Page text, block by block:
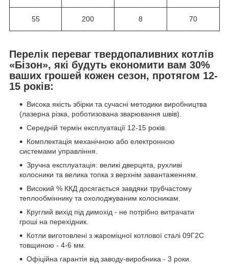
55 200 8 70
Перелік переваг твердопаливних котлів
«Бізон», які будуть економити вам 30%
ваших грошей кожен сезон, протягом 12-
15 років:
Висока якість збірки та сучасні методики виробництва
(лазерна різка, роботизована зварювання швів).
Середній термін експлуатації 12-15 років.
Комплектація механічною або електронною
системами управління.
Зручна експлуатація: великі дверцята, рухливі
колосники та велика топка з верхнім завантаженням.
Високий % ККД досягається завдяки трубчастому
теплообміннику та охолоджуваним колосникам.
Круглий вихід під димохід - не потрібно витрачати
гроші на перехідник.
Котли виготовлені з жароміцної котлової сталі 09Г2С
товщиною - 4-6 мм.
Офіційна гарантія від заводу-виробника - 3 роки.